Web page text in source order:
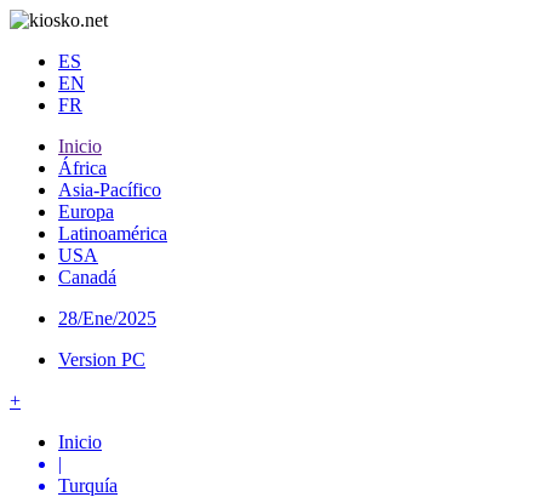
ES
EN
FR
Inicio
África
Asia-Pacífico
Europa
Latinoamérica
USA
Canadá
28/Ene/2025
Version PC
+
Inicio
|
Turquía